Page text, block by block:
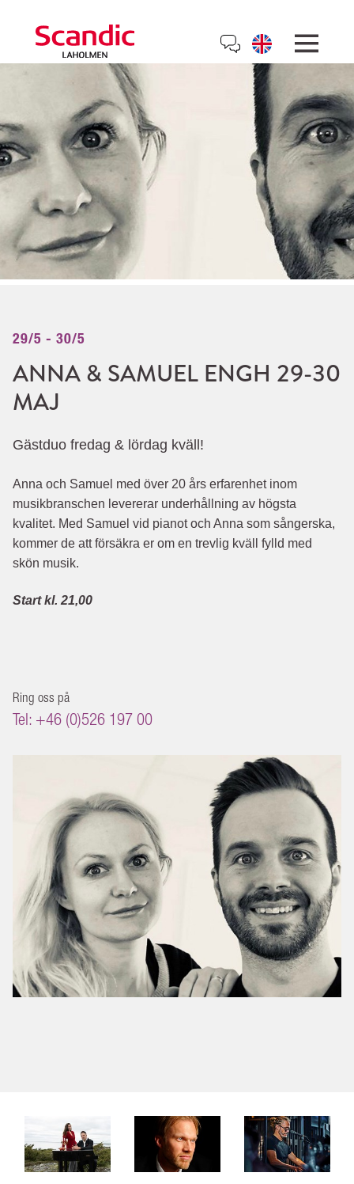
29/5 - 30/5
ANNA & SAMUEL ENGH 29-30
MAJ
Gästduo fredag & lördag kväll!
Anna och Samuel med över 20 års erfarenhet inom
musikbranschen levererar underhållning av högsta
kvalitet. Med Samuel vid pianot och Anna som sångerska,
kommer de att försäkra er om en trevlig kväll fylld med
skön musik.
Start kl. 21,00
Ring oss på
Tel: +46 (0)526 197 00